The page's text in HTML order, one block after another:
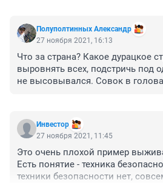
Полуполтинных Александр
27 ноября 2021, 16:13
Что за страна? Какое дурацкое
выровнять всех, подстричь под
не высовывался. Совок в
жить инвалиду, дали бы патент
грамоту. Нет, надо наплевать в
Инвeстор
27 ноября 2021, 11:45
Это очень плохой пример
Есть понятие - техника
техники безопасности нет,